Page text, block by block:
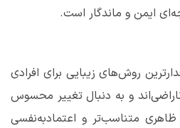
ایمن و ماندگار است.
روش‌های زیبایی برای افرادی
و به دنبال تغییر محسوس
متناسب‌تر و اعتمادبه‌نفسی